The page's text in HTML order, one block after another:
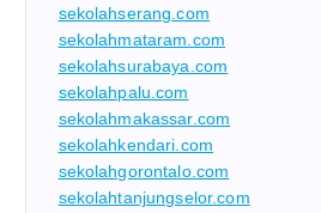
sekolahserang.com
sekolahmataram.com
sekolahsurabaya.com
sekolahpalu.com
sekolahmakassar.com
sekolahkendari.com
sekolahgorontalo.com
sekolahtanjungselor.com